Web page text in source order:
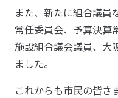
また、新たに組合議員
常任委員会、予算決算
施設組合議会議員、大
ました。
これからも市民の皆さ